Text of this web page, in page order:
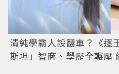
清純學霸人設翻車？《逐
斯坦」智商、學歷全輾壓